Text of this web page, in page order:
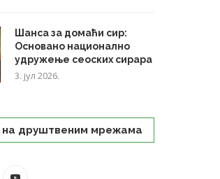
Шанса за домаћи сир:
Основано национално
удружење сеоских сирара
3. јул 2026.
на друштвеним мрежама